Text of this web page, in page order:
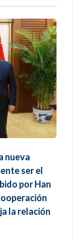
nueva
ser el
por Han
la relación